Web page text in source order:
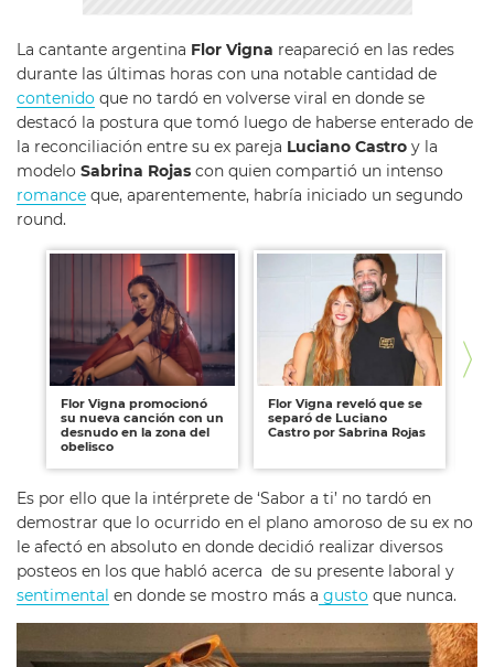
La cantante argentina Flor Vigna reapareció en las redes
durante las últimas horas con una notable cantidad de
contenido que no tardó en volverse viral en donde se
destacó la postura que tomó luego de haberse enterado de
la reconciliación entre su ex pareja Luciano Castro y la
modelo Sabrina Rojas con quien compartió un intenso
romance que, aparentemente, habría iniciado un segundo
round.
Flor Vigna promocionó
su nueva canción con un
desnudo en la zona del
obelisco
Flor Vigna reveló que se
separó de Luciano
Castro por Sabrina Rojas
Es por ello que la intérprete de ‘Sabor a ti’ no tardó en
demostrar que lo ocurrido en el plano amoroso de su ex no
le afectó en absoluto en donde decidió realizar diversos
posteos en los que habló acerca de su presente laboral y
sentimental en donde se mostro más a gusto que nunca.